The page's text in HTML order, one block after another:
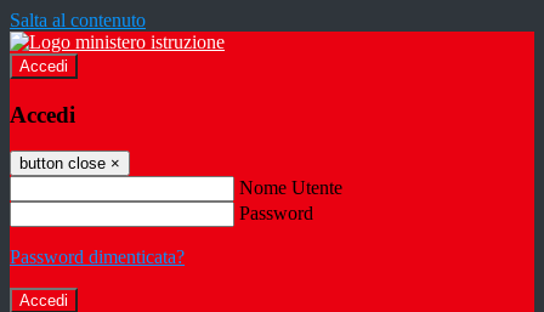
Salta al contenuto
Accedi
Accedi
button close ×
Nome Utente
Password
Password dimenticata?